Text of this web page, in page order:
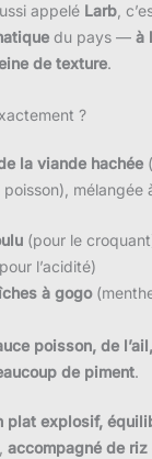
appelé Larb ,
du pays — à
de texture.
?
la viande hachée
mélangée
(pour le
l’acidité)
à gogo
poisson, de
de piment.
plat explosif,
accompagné de riz